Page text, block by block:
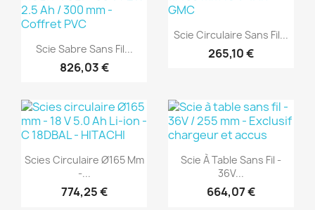
Aperçu rapide
Scie Sabre Sans Fil...
826,03 €
Aperçu rapide
Scie Circulaire Sans Fil...
265,10 €
Aperçu rapide
Scies Circulaire Ø165 Mm
-...
774,25 €
(1)
Aperçu rapide
Scie À Table Sans Fil -
36V...
664,07 €
(1)